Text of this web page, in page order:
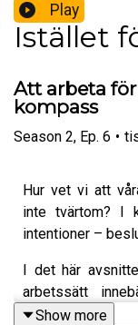
Play
Istället
Att arbeta
kompass
Season 2, Ep. 6 •
Hur vet vi att
inte tvärtom? I
intentioner –
I det här
arbetssätt
Show more